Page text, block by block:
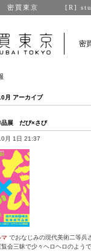
密買東京 [R]
密
月 アーカイブ
品展 だび×さび
月 1日 21:37
マ でおなじみの現代美術二等兵
会三昧で少々ヘロヘロのよう